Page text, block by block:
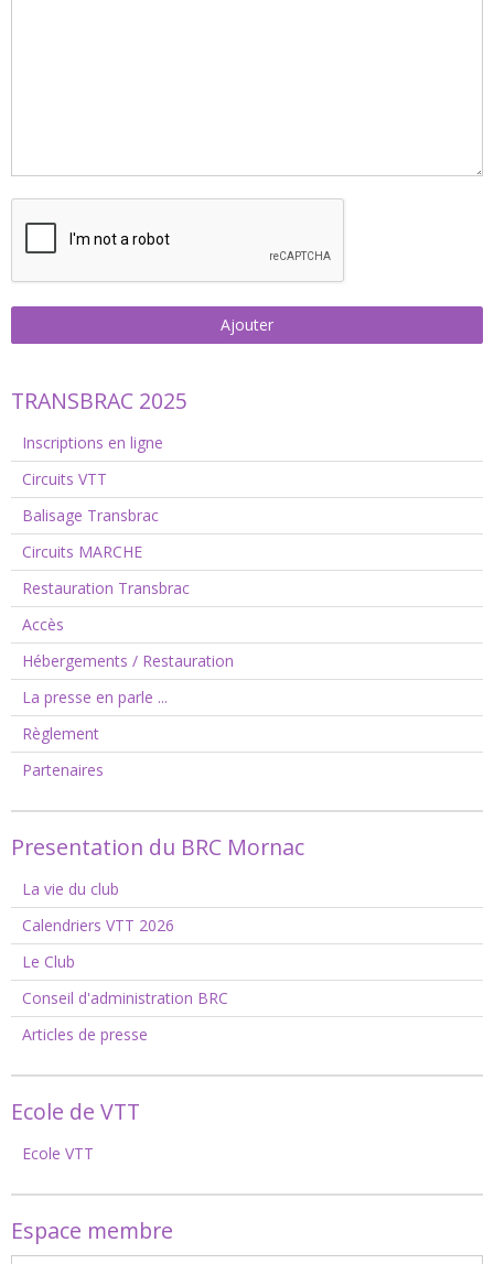
Ajouter
TRANSBRAC 2025
Inscriptions en ligne
Circuits VTT
Balisage Transbrac
Circuits MARCHE
Restauration Transbrac
Accès
Hébergements / Restauration
La presse en parle ...
Règlement
Partenaires
Presentation du BRC Mornac
La vie du club
Calendriers VTT 2026
Le Club
Conseil d'administration BRC
Articles de presse
Ecole de VTT
Ecole VTT
Espace membre